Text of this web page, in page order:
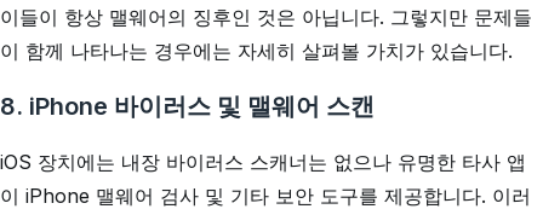
이들이 항상 맬웨어의 징후인 것은 아닙니다. 그렇지만 문제들
이 함께 나타나는 경우에는 자세히 살펴볼 가치가 있습니다.
8. iPhone 바이러스 및 맬웨어 스캔
iOS 장치에는 내장 바이러스 스캐너는 없으나 유명한 타사 앱
이 iPhone 맬웨어 검사 및 기타 보안 도구를 제공합니다. 이러